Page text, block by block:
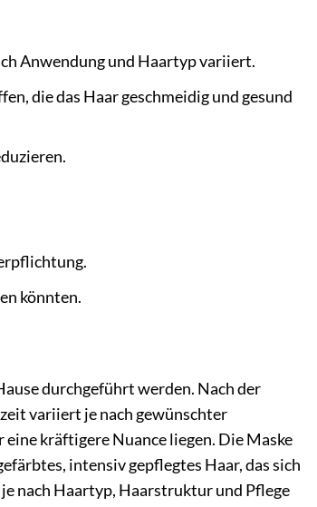
Anwendung und Haartyp variiert.
die das Haar geschmeidig und gesund
könnten.
durchgeführt werden. Nach der
variiert je nach gewünschter
kräftigere Nuance liegen. Die Maske
intensiv gepflegtes Haar, das sich
nach Haartyp, Haarstruktur und Pflege